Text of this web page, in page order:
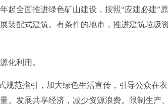
起全面推进绿色矿山建设，按照“应建必建”
装配式建筑。有条件的地市，推进建筑垃圾
化利用。
范指引，加大绿色生活宣传，引导公众在
。发展共享经济，减少资源浪费。限制生产